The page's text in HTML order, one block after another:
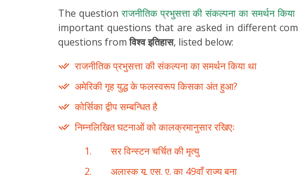
The questionराजनीतिक प्रभुसत्ता की संकल्पना का समर्थन किया
important questions that are asked in different
questions fromविश्व इतिहास, listed below:
राजनीतिक प्रभुसत्ता की संकल्पना का समर्थन किया था
अमेरिकी गृह युद्ध के फलस्वरूप किसका अंत हुआ?
कोर्सिका द्वीप सम्बन्धित है
निम्नलिखित घटनाओं को कालक्रमानुसार रखिएः
सर विन्स्टन चर्चित की मृत्यु
अलास्क यू. एस. ए. का 49वाँ राज्य बना